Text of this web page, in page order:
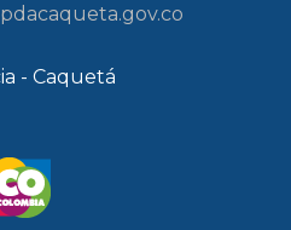
- Caquetá